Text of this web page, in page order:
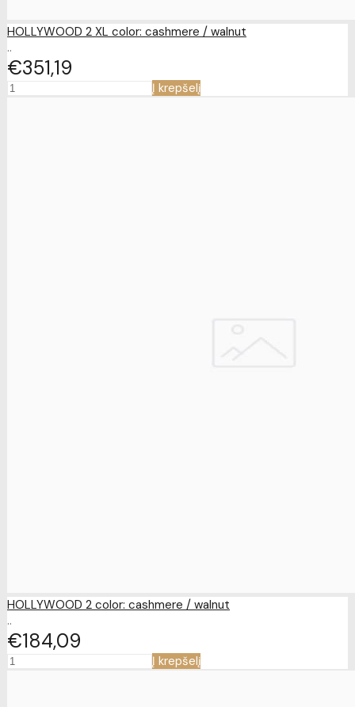
HOLLYWOOD 2 XL color: cashmere / walnut
..
€351 19
Į krepšelį
HOLLYWOOD 2 color: cashmere / walnut
..
€18409
Į krepšelį